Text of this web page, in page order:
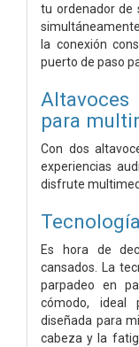
tu ordenador de
la conexión
puerto de paso
para
Con dos
experiencias
disfrute
Es hora de
cansados. La
parpadeo en
cómodo, ideal
diseñada para
cabeza y la